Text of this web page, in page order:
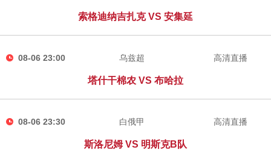
索格迪纳吉扎克 VS 安集延
08-06 23:00 乌兹超
塔什干棉农 VS 布哈拉
高清直播
08-06 23:30 白俄甲
斯洛尼姆 VS 明斯克B队
高清直播